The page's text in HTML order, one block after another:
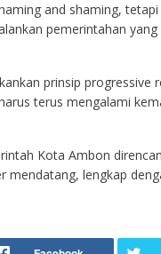
and shaming,
pemerintahan
prinsip progressive
terus mengalami
Kota Ambon
mendatang, lengkap